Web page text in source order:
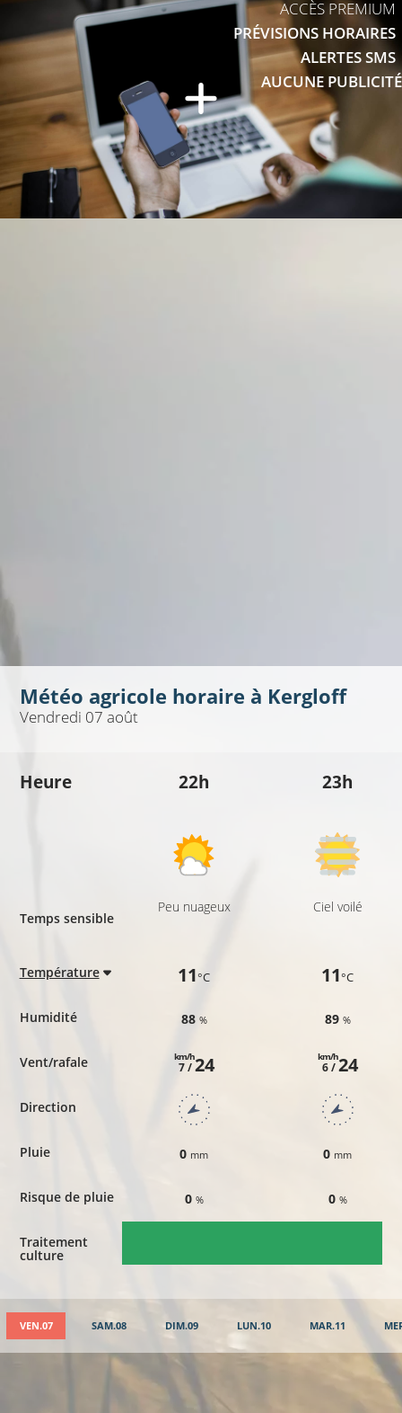
ACCÈS PREMIUM
PRÉVISIONS HORAIRES
ALERTES SMS
AUCUNE PUBLICITÉ
Météo agricole horaire à Kergloff
Vendredi 07 août
Heure
Temps sensible
Température
Humidité
Vent/rafale
Direction
Pluie
Risque de pluie
Traitement
culture
22h
Peu nuageux
11°C
88 %
7 /
km/h24
0 mm
0 %
23h
Ciel voilé
11°C
89 %
6 /
km/h24
0 mm
0 %
VEN.07 SAM.08 DIM.09 LUN.10 MAR.11